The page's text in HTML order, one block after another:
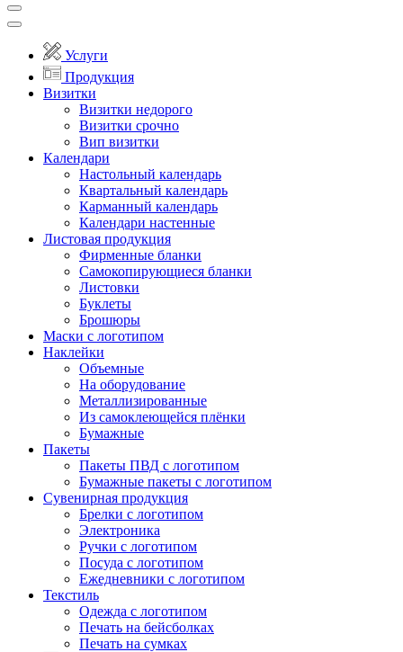
Услуги
Продукция
Визитки
Визитки недорого
Визитки срочно
Вип визитки
Календари
Настольный календарь
Квартальный календарь
Карманный календарь
Календари настенные
Листовая продукция
Фирменные бланки
Самокопирующиеся бланки
Листовки
Буклеты
Брошюры
Маски с логотипом
Наклейки
Объемные
На оборудование
Металлизированные
Из самоклеющейся плёнки
Бумажные
Пакеты
Пакеты ПВД с логотипом
Бумажные пакеты с логотипом
Сувенирная продукция
Брелки с логотипом
Электроника
Ручки с логотипом
Посуда с логотипом
Ежедневники с логотипом
Текстиль
Одежда с логотипом
Печать на бейсболках
Печать на сумках